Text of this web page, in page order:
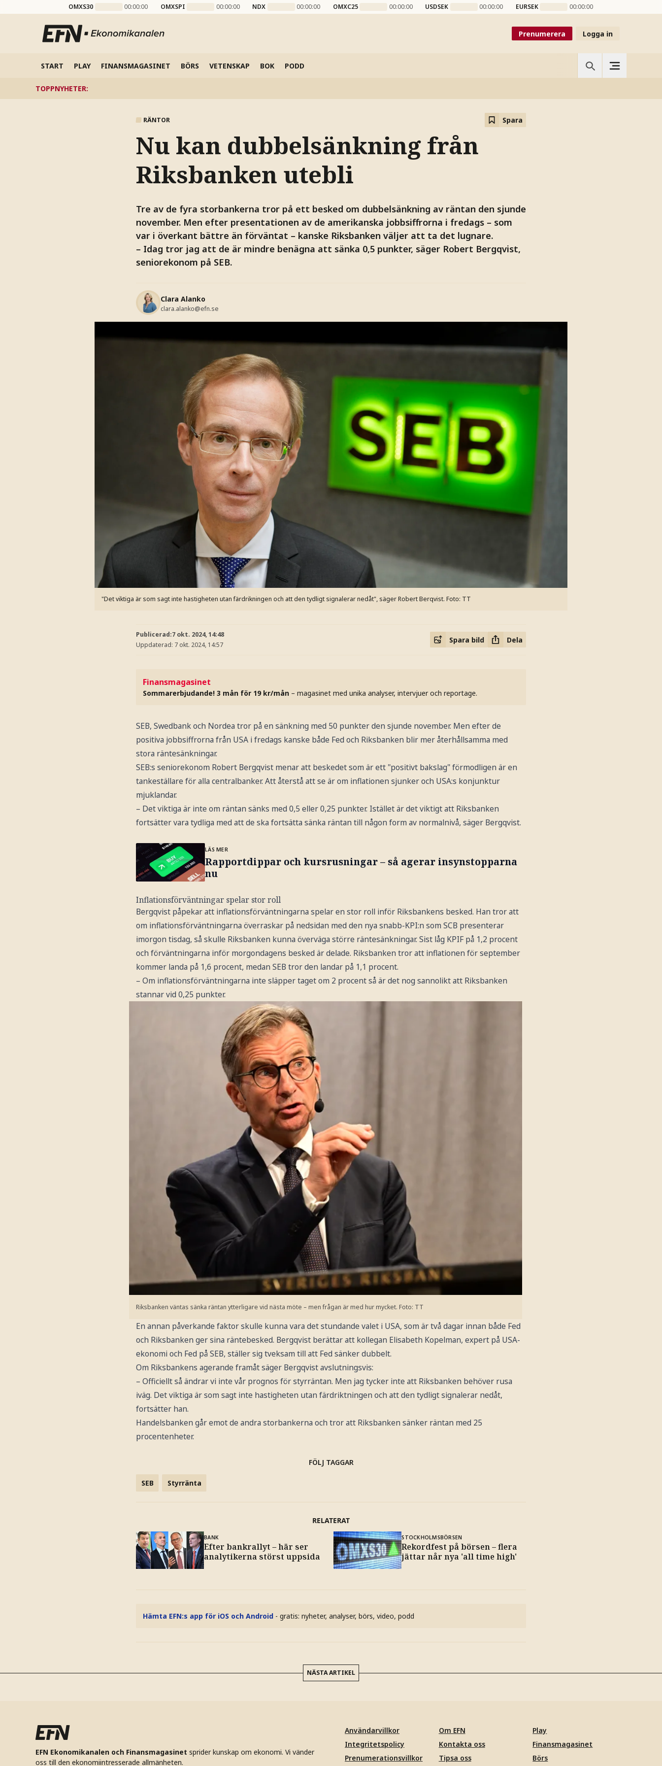
OMXS30 00:00:00 OMXSPI 00:00:00 NDX 00:00:00 OMXC25 00:00:00 USDSEK 00:00:00 EURSEK 00:00:00
Prenumerera Logga in
START PLAY FINANSMAGASINET BÖRS VETENSKAP BOK PODD
TOPPNYHETER:
RÄNTOR Spara
Nu kan dubbelsänkning från
Riksbanken utebli
Tre av de fyra storbankerna tror på ett besked om dubbelsänkning av räntan den sjunde
november. Men efter presentationen av de amerikanska jobbsiffrorna i fredags – som
var i överkant bättre än förväntat – kanske Riksbanken väljer att ta det lugnare.
– Idag tror jag att de är mindre benägna att sänka 0,5 punkter, säger Robert Bergqvist,
seniorekonom på SEB.
Clara Alanko
clara.alanko@efn.se
"Det viktiga är som sagt inte hastigheten utan färdrikningen och att den tydligt signalerar nedåt", säger Robert Berqvist. Foto: TT
Publicerad:7 okt. 2024, 14:48
Uppdaterad: 7 okt. 2024, 14:57
Spara bild Dela
Finansmagasinet
Sommarerbjudande! 3 mån för 19 kr/mån – magasinet med unika analyser, intervjuer och reportage.
SEB, Swedbank och Nordea tror på en sänkning med 50 punkter den sjunde november. Men efter de
positiva jobbsiffrorna från USA i fredags kanske både Fed och Riksbanken blir mer återhållsamma med
stora räntesänkningar.
SEB:s seniorekonom Robert Bergqvist menar att beskedet som är ett "positivt bakslag" förmodligen är en
tankeställare för alla centralbanker. Att återstå att se är om inflationen sjunker och USA:s konjunktur
mjuklandar.
– Det viktiga är inte om räntan sänks med 0,5 eller 0,25 punkter. Istället är det viktigt att Riksbanken
fortsätter vara tydliga med att de ska fortsätta sänka räntan till någon form av normalnivå, säger Bergqvist.
LÄS MER
Rapportdippar och kursrusningar – så agerar insynstopparna
nu
Inflationsförväntningar spelar stor roll
Bergqvist påpekar att inflationsförväntningarna spelar en stor roll inför Riksbankens besked. Han tror att
om inflationsförväntningarna överraskar på nedsidan med den nya snabb-KPI:n som SCB presenterar
imorgon tisdag, så skulle Riksbanken kunna överväga större räntesänkningar. Sist låg KPIF på 1,2 procent
och förväntningarna inför morgondagens besked är delade. Riksbanken tror att inflationen för september
kommer landa på 1,6 procent, medan SEB tror den landar på 1,1 procent.
– Om inflationsförväntningarna inte släpper taget om 2 procent så är det nog sannolikt att Riksbanken
stannar vid 0,25 punkter.
Riksbanken väntas sänka räntan ytterligare vid nästa möte – men frågan är med hur mycket. Foto: TT
En annan påverkande faktor skulle kunna vara det stundande valet i USA, som är två dagar innan både Fed
och Riksbanken ger sina räntebesked. Bergqvist berättar att kollegan Elisabeth Kopelman, expert på USA-
ekonomi och Fed på SEB, ställer sig tveksam till att Fed sänker dubbelt.
Om Riksbankens agerande framåt säger Bergqvist avslutningsvis:
– Officiellt så ändrar vi inte vår prognos för styrräntan. Men jag tycker inte att Riksbanken behöver rusa
iväg. Det viktiga är som sagt inte hastigheten utan färdriktningen och att den tydligt signalerar nedåt,
fortsätter han.
Handelsbanken går emot de andra storbankerna och tror att Riksbanken sänker räntan med 25
procentenheter.
FÖLJ TAGGAR
SEB Styrränta
RELATERAT
BANK
Efter bankrallyt – här ser
analytikerna störst uppsida
STOCKHOLMSBÖRSEN
Rekordfest på börsen – flera
jättar når nya 'all time high'
Hämta EFN:s app för iOS och Android - gratis: nyheter, analyser, börs, video, podd
NÄSTA ARTIKEL
EFN Ekonomikanalen och Finansmagasinet sprider kunskap om ekonomi. Vi vänder
oss till den ekonomiintresserade allmänheten.
Användarvillkor
Integritetspolicy
Prenumerationsvillkor
Om EFN
Kontakta oss
Tipsa oss
Play
Finansmagasinet
Börs